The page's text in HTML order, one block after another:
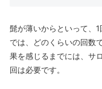
髭が薄いからといって、1
では、どのくらいの回数
果を感じるまでには、サ
回は必要です。